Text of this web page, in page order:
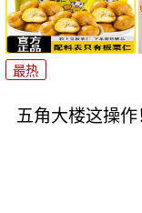
最热
五角大楼这操作